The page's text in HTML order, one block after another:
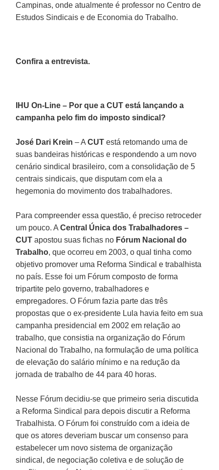
Campinas, onde atualmente é professor no Centro de
Estudos Sindicais e de Economia do Trabalho.
Confira a entrevista.
IHU On-Line – Por que a CUT está lançando a
campanha pelo fim do imposto sindical?
José Dari Krein – ACUTestá retomando uma de
suas bandeiras históricas e respondendo a um novo
cenário sindical brasileiro, com a consolidação de 5
centrais sindicais, que disputam com ela a
hegemonia do movimento dos trabalhadores.
Para compreender essa questão, é preciso retroceder
um pouco. ACentral Única dos Trabalhadores –
CUT apostou suas fichas no Fórum Nacional do
Trabalho, que ocorreu em 2003, o qual tinha como
objetivo promover uma Reforma Sindical e trabalhista
no país. Esse foi um Fórum composto de forma
tripartite pelo governo, trabalhadores e
empregadores. O Fórum fazia parte das três
propostas que o ex-presidente Lula havia feito em sua
campanha presidencial em 2002 em relação ao
trabalho, que consistia na organização do Fórum
Nacional do Trabalho, na formulação de uma política
de elevação do salário mínimo e na redução da
jornada de trabalho de 44 para 40 horas.
Nesse Fórum decidiu-se que primeiro seria discutida
a Reforma Sindical para depois discutir a Reforma
Trabalhista. O Fórum foi construído com a ideia de
que os atores deveriam buscar um consenso para
estabelecer um novo sistema de organização
sindical, de negociação coletiva e de solução de